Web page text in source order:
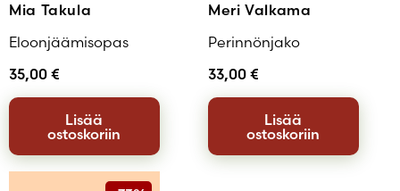
Mia Takula
Eloonjäämisopas
35,00 €
Lisää
ostoskoriin
Meri Valkama
Perinnönjako
33,00 €
Lisää
ostoskoriin